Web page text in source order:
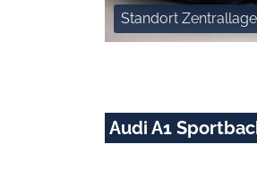
Standort
Audi A1